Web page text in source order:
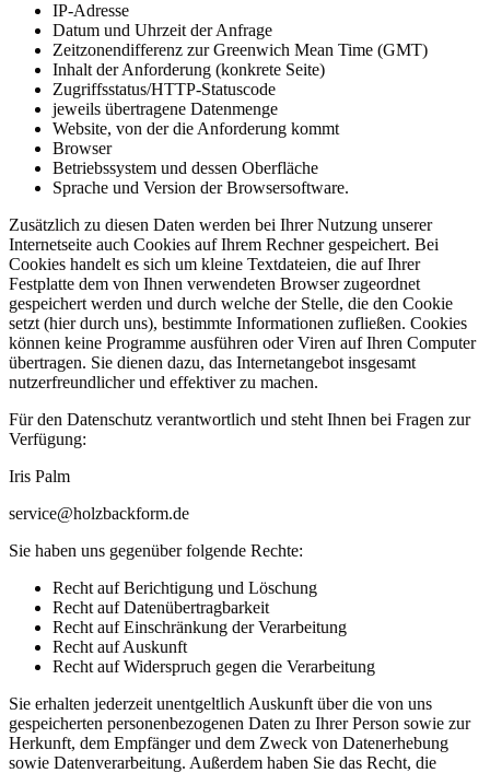
IP-Adresse
Datum und Uhrzeit der Anfrage
Zeitzonendifferenz zur Greenwich Mean Time (GMT)
Inhalt der Anforderung (konkrete Seite)
Zugriffsstatus/HTTP-Statuscode
jeweils übertragene Datenmenge
Website, von der die Anforderung kommt
Browser
Betriebssystem und dessen Oberfläche
Sprache und Version der Browsersoftware.
Zusätzlich zu diesen Daten werden bei Ihrer Nutzung unserer
Internetseite auch Cookies auf Ihrem Rechner gespeichert. Bei
Cookies handelt es sich um kleine Textdateien, die auf Ihrer
Festplatte dem von Ihnen verwendeten Browser zugeordnet
gespeichert werden und durch welche der Stelle, die den Cookie
setzt (hier durch uns), bestimmte Informationen zufließen. Cookies
können keine Programme ausführen oder Viren auf Ihren Computer
übertragen. Sie dienen dazu, das Internetangebot insgesamt
nutzerfreundlicher und effektiver zu machen.
Für den Datenschutz verantwortlich und steht Ihnen bei Fragen zur
Verfügung:
Iris Palm
service@holzbackform.de
Sie haben uns gegenüber folgende Rechte:
Recht auf Berichtigung und Löschung
Recht auf Datenübertragbarkeit
Recht auf Einschränkung der Verarbeitung
Recht auf Auskunft
Recht auf Widerspruch gegen die Verarbeitung
Sie erhalten jederzeit unentgeltlich Auskunft über die von uns
gespeicherten personenbezogenen Daten zu Ihrer Person sowie zur
Herkunft, dem Empfänger und dem Zweck von Datenerhebung
sowie Datenverarbeitung. Außerdem haben Sie das Recht, die